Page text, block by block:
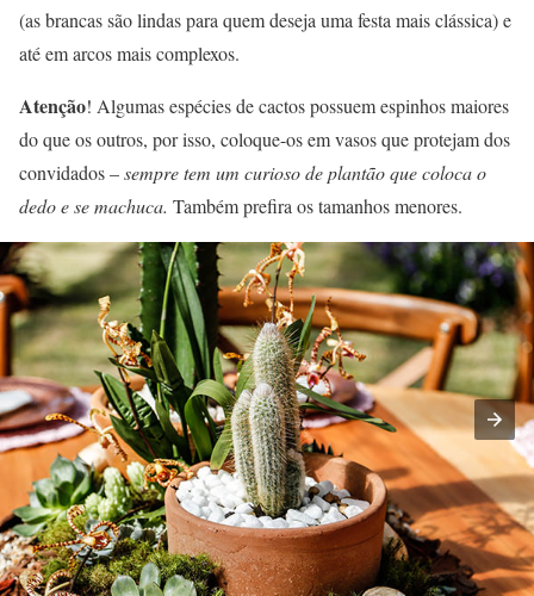
(as brancas são lindas para quem deseja uma festa mais clássica) e
até em arcos mais complexos.
Atenção! Algumas espécies de cactos possuem espinhos maiores
do que os outros, por isso, coloque-os em vasos que protejam dos
convidados –sempre tem um curioso de plantão que coloca o
dedo e se machuca. Também prefira os tamanhos menores.